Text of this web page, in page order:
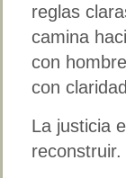
reglas
camina
con
con
La justicia
reconstruir.